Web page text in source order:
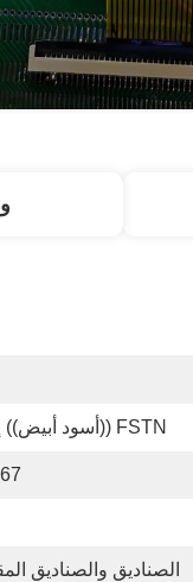
FSTN ((أسود أبيض)) إيجابي